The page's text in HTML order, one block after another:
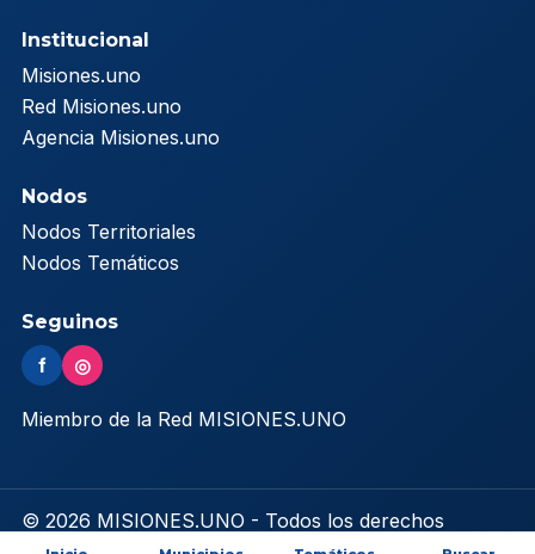
Institucional
Misiones.uno
Red Misiones.uno
Agencia Misiones.uno
Nodos
Nodos Territoriales
Nodos Temáticos
Seguinos
f ◎
Miembro de la Red MISIONES.UNO
© 2026 MISIONES.UNO - Todos los derechos
reservados